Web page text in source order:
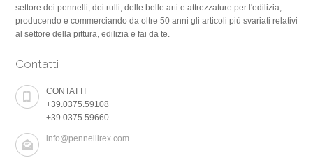
settore dei pennelli, dei rulli, delle belle arti e attrezzature per l'edilizia,
producendo e commerciando da oltre 50 anni gli articoli più svariati relativi
al settore della pittura, edilizia e fai da te.
Contatti
CONTATTI
+39.0375.59108
+39.0375.59660
info@pennellirex.com